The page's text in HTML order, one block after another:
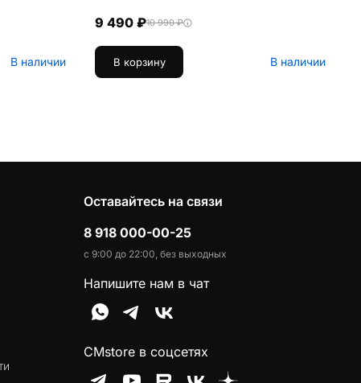
В наличии
9 490 ₽10 990 ₽
В корзину В наличии
Оставайтесь на связи
8 918 000-00-25
с 9:00 до 22:00, без выходных
Напишите нам в чат
CMstore в соцсетях